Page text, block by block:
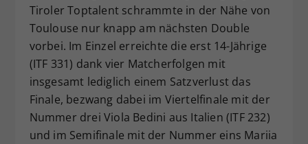
Tiroler Toptalent schrammte in der Nähe von
Toulouse nur knapp am nächsten Double
vorbei. Im Einzel erreichte die erst 14-Jährige
(ITF 331) dank vier Matcherfolgen mit
insgesamt lediglich einem Satzverlust das
Finale, bezwang dabei im Viertelfinale mit der
Nummer drei Viola Bedini aus Italien (ITF 232)
und im Semifinale mit der Nummer eins Mariia